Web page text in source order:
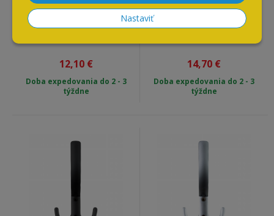
Nastaviť
Vešiak/Háčik CONIC WOOD
12,10 €
Doba expedovania do 2 - 3
týždne
Vešiak/Háčik CONIC WOOD
14,70 €
Doba expedovania do 2 - 3
týždne